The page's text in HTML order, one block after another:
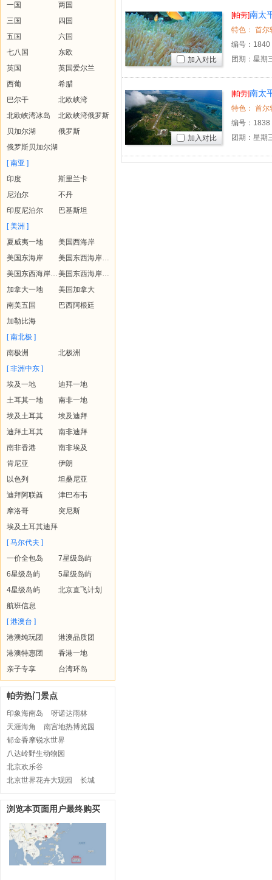
一国
两国
三国
四国
五国
六国
七八国
东欧
英国
英国爱尔兰
西葡
希腊
巴尔干
北欧峡湾
北欧峡湾冰岛
北欧峡湾俄罗斯
贝加尔湖
俄罗斯
俄罗斯贝加尔湖
[ 南亚 ]
印度
斯里兰卡
尼泊尔
不丹
印度尼泊尔
巴基斯坦
[ 美洲 ]
夏威夷一地
美国西海岸
美国东海岸
美国东西海岸+夏威夷
美国东西海岸+黄石
美国东西海岸+夏威夷+黄石
加拿大一地
美国加拿大
南美五国
巴西阿根廷
加勒比海
[ 南北极 ]
南极洲
北极洲
[ 非洲中东 ]
埃及一地
迪拜一地
土耳其一地
南非一地
埃及土耳其
埃及迪拜
迪拜土耳其
南非迪拜
南非香港
南非埃及
肯尼亚
伊朗
以色列
坦桑尼亚
迪拜阿联酋
津巴布韦
摩洛哥
突尼斯
埃及土耳其迪拜
[ 马尔代夫 ]
一价全包岛
7星级岛屿
6星级岛屿
5星级岛屿
4星级岛屿
北京直飞计划
航班信息
[ 港澳台 ]
港澳纯玩团
港澳品质团
港澳特惠团
香港一地
亲子专享
台湾环岛
帕劳热门景点
印象海南岛
呀诺达雨林
天涯海角
南宫地热博览园
郁金香摩锐水世界
八达岭野生动物园
北京欢乐谷
北京世界花卉大观园
长城
浏览本页面用户最终购买
[帕劳]南太
编号： 1840
团期：星期
加入对比
[帕劳]南太
编号： 1838
团期：星期
加入对比